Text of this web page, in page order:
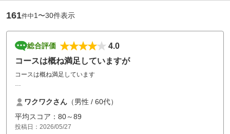
161件中1〜30件表示
総合評価
4.0
コースは概ね満足していますが
コースは概ね満足しています
最近車が大型化していますので何とかしていただきたいです
後 レストランの味が情けない
もう少し繊細でオシャレな感じにして下さい
ワクワクさん （男性 / 60代）
平均スコア：80～89
投稿日：2026/05/27